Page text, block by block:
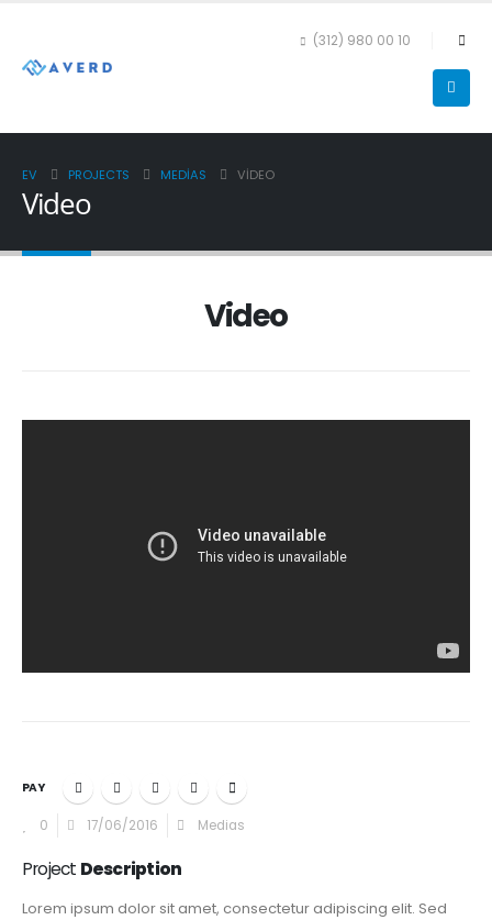
(312) 980 00 10
EV PROJECTS MEDIAS VIDEO
Video
Video
PAY
0 17/06/2016 Medias
Project Description
Lorem ipsum dolor sit amet, consectetur adipiscing elit. Sed